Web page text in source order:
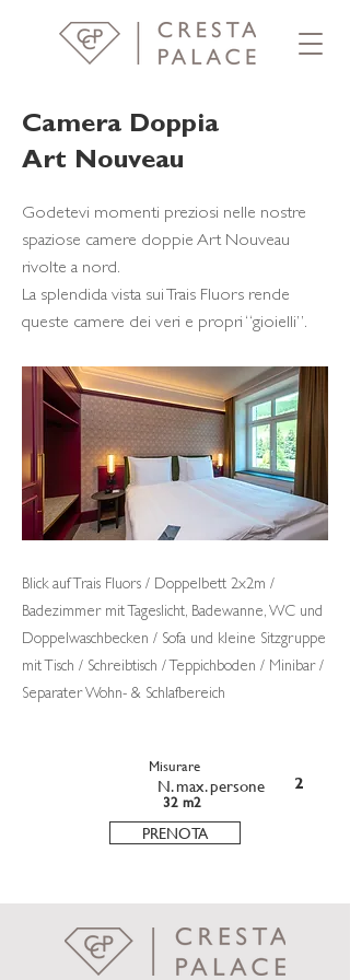
Camera Doppia
Art Nouveau
Godetevi momenti preziosi nelle nostre
spaziose camere doppie Art Nouveau
rivolte a nord.
La splendida vista sui Trais Fluors rende
queste camere dei veri e propri “gioielli”.
Blick auf Trais Fluors / Doppelbett 2x2m /
Badezimmer mit Tageslicht, Badewanne, WC und
Doppelwaschbecken / Sofa und kleine Sitzgruppe
mit Tisch / Schreibtisch / Teppichboden / Minibar /
Separater Wohn- & Schlafbereich
Misurare
32 m2
N. max. persone 2
PRENOTA